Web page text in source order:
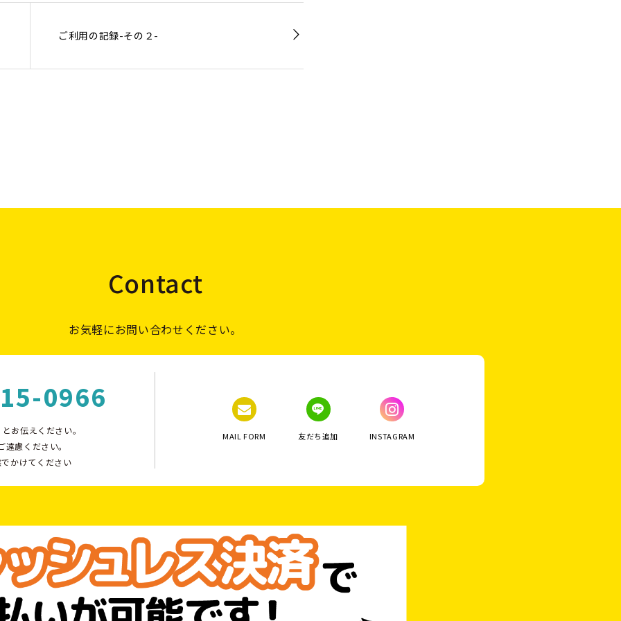
ご利用の記録-その２-
Contact
お気軽にお問い合わせください。
0966
お伝えください。
慮ください。
かけてください
MAIL FORM 友だち追加 INSTAGRAM